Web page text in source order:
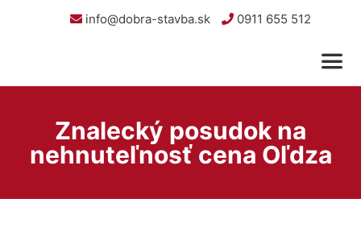
info@dobra-stavba.sk 0911 655 512
Znalecký posudok na
nehnuteľnosť cena Oľdza